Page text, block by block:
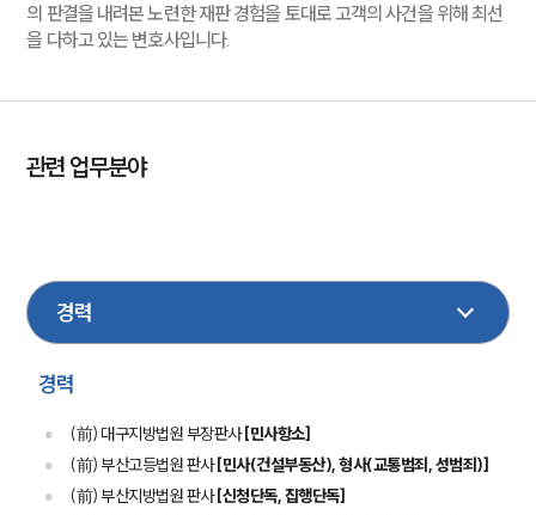
의 판결을 내려본 노련한 재판 경험을 토대로 고객의 사건을 위해 최선
을 다하고 있는 변호사입니다.
관련 업무분야
의료제약
경력
(前) 대구지방법원 부장판사[민사항소]
(前) 부산고등법원 판사[민사(건설부동산), 형사(교통범죄, 성범죄)]
(前) 부산지방법원 판사[신청단독, 집행단독]